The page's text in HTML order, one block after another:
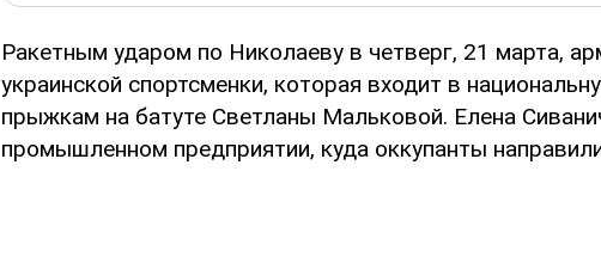
Ракетным ударом по Николаеву в четверг, 21 марта,
украинской спортсменки, которая входит в
прыжкам на батуте Светланы Мальковой. Елена
промышленном предприятии, куда оккупанты